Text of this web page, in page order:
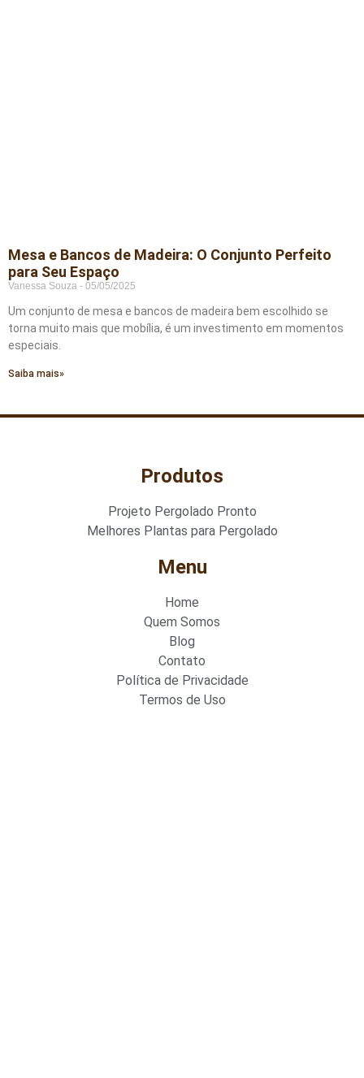
Mesa e Bancos de Madeira: O Conjunto Perfeito
para Seu Espaço
Vanessa Souza 05/05/2025
Um conjunto de mesa e bancos de madeira bem escolhido se
torna muito mais que mobília, é um investimento em momentos
especiais.
Saiba mais»
Produtos
Projeto Pergolado Pronto
Melhores Plantas para Pergolado
Menu
Home
Quem Somos
Blog
Contato
Política de Privacidade
Termos de Uso